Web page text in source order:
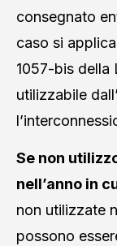
consegnato
caso si
1057-bis della
utilizzabile
Se non
nell’anno in
non utilizzate
possono